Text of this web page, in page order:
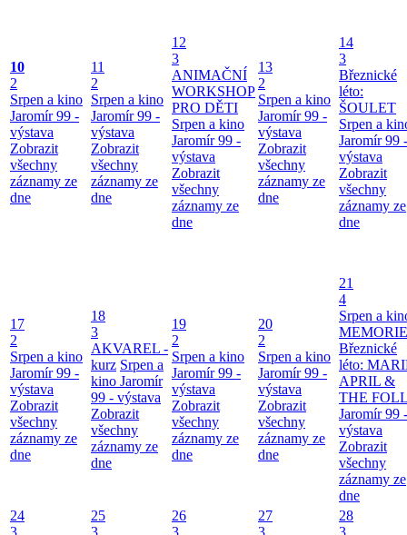
10
2
Srpen a kino
Jaromír 99 -
výstava
Zobrazit
všechny
záznamy ze
dne
11
2
Srpen a kino
Jaromír 99 -
výstava
Zobrazit
všechny
záznamy ze
dne
12
3
ANIMAČNÍ
WORKSHOP
PRO DĚTI
Srpen a kino
Jaromír 99 -
výstava
Zobrazit
všechny
záznamy ze
dne
13
2
Srpen a kino
Jaromír 99 -
výstava
Zobrazit
všechny
záznamy ze
dne
14
3
Březnické
léto:
ŠOULET
Srpen a
Jaromír 99 -
výstava
Zobrazit
všechny
záznamy ze
dne
17
2
Srpen a kino
Jaromír 99 -
výstava
Zobrazit
všechny
záznamy ze
dne
18
3
AKVAREL -
kurz Srpen a
kino Jaromír
99 - výstava
Zobrazit
všechny
záznamy ze
dne
19
2
Srpen a kino
Jaromír 99 -
výstava
Zobrazit
všechny
záznamy ze
dne
20
2
Srpen a kino
Jaromír 99 -
výstava
Zobrazit
všechny
záznamy ze
dne
21
4
Srpen a
Březnické
léto:
APRIL &
THE
Jaromír 99 -
výstava
Zobrazit
všechny
záznamy ze
dne
24
25
26
27
28